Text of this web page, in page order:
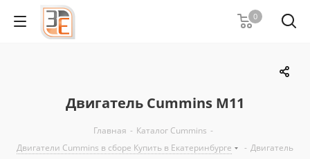
0
Двигатель Cummins M11
Главная - Каталог Cummins -
Двигатели Cummins в сборе Купить в Екатеринбурге
- Двигатель